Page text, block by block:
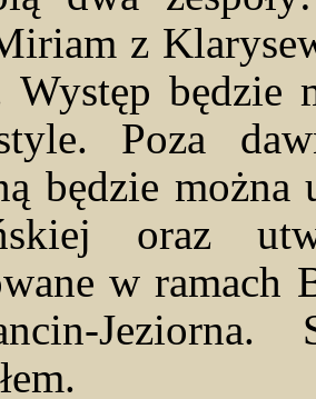
z
będzie
Poza
będzie
oraz
w ramach